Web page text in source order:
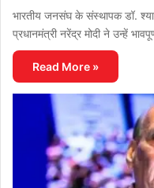
भारतीय जनसंघ के संस्थापक डॉ.
प्रधानमंत्री नरेंद्र मोदी ने उन्हें
Read More »